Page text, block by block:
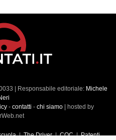
| Responsabile editoriale: Michele
- contatti - chi siamo| hosted by
|The Driver|CQC|Patenti